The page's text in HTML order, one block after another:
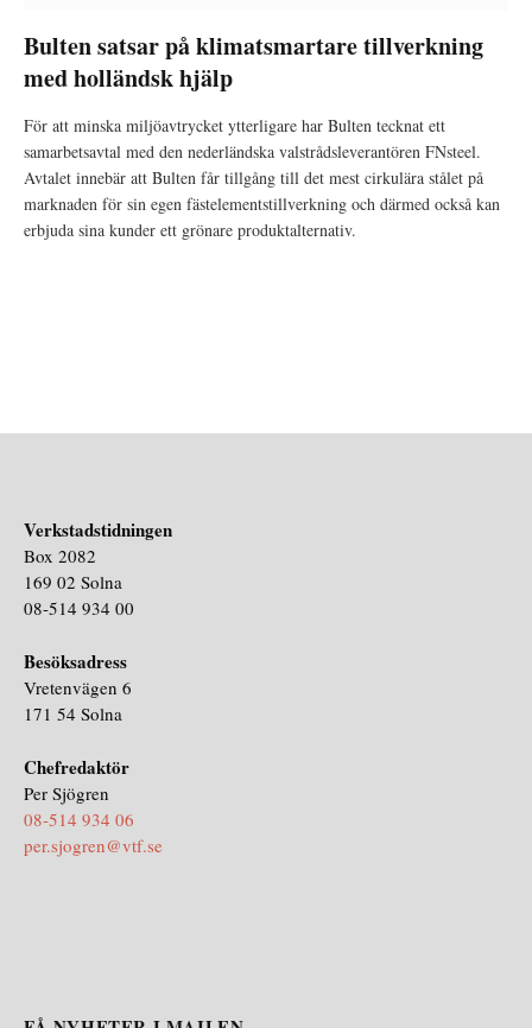
Bulten satsar på klimatsmartare tillverkning
med holländsk hjälp
För att minska miljöavtrycket ytterligare har Bulten tecknat ett
samarbetsavtal med den nederländska valstrådsleverantören FNsteel.
Avtalet innebär att Bulten får tillgång till det mest cirkulära stålet på
marknaden för sin egen fästelementstillverkning och därmed också kan
erbjuda sina kunder ett grönare produktalternativ.
Verkstadstidningen
Box 2082
169 02 Solna
08-514 934 00
Besöksadress
Vretenvägen 6
171 54 Solna
Chefredaktör
Per Sjögren
08-514 934 06
per.sjogren@vtf.se